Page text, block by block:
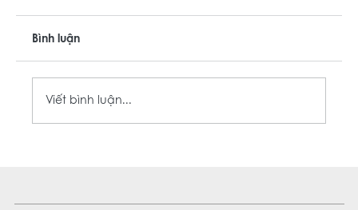
Bình luận
Viết bình luận...